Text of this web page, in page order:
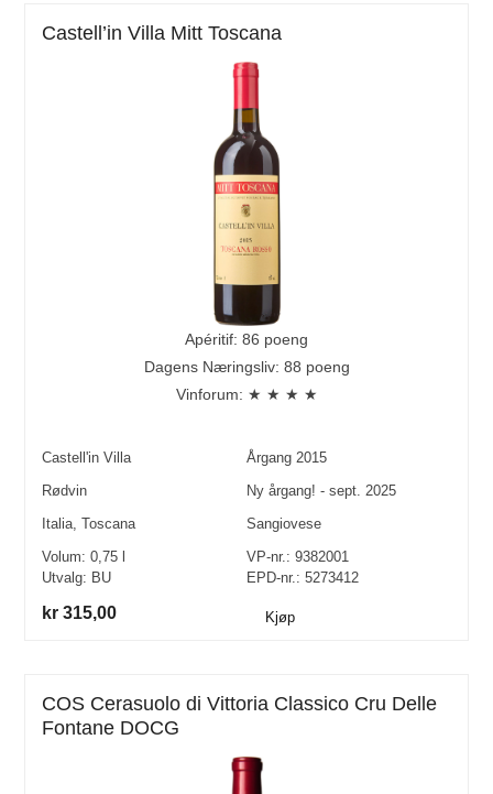
Castell’in Villa Mitt Toscana
Apéritif: 86 poeng
Dagens Næringsliv: 88 poeng
Vinforum: ★ ★ ★ ★
Castell'in Villa Årgang 2015
Rødvin
Ny årgang! - sept. 2025
Italia,Toscana
Sangiovese
Volum:0,75
Utvalg: BU
VP-nr.: 9382001
EPD-nr.: 5273412
kr 315,00 Kjøp
COS Cerasuolo di Vittoria Classico Cru Delle
Fontane DOCG